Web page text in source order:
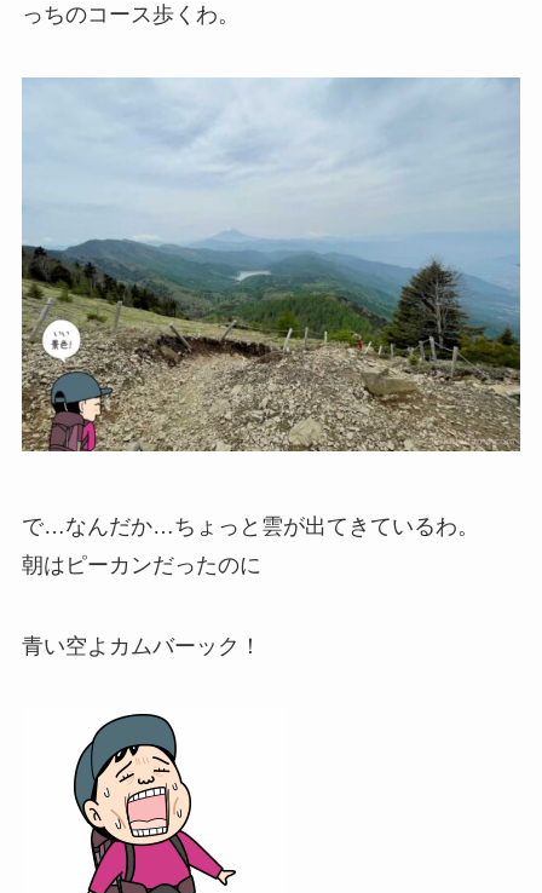
っちのコース歩くわ。
で…なんだか…ちょっと雲が出てきているわ。
朝はピーカンだったのに
青い空よカムバーック！